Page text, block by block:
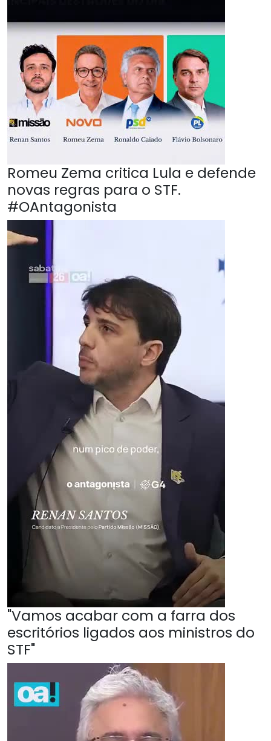
Romeu Zema critica Lula e defende
novas regras para o STF.
#OAntagonista
"Vamos acabar com a farra dos
escritórios ligados aos ministros do
STF"